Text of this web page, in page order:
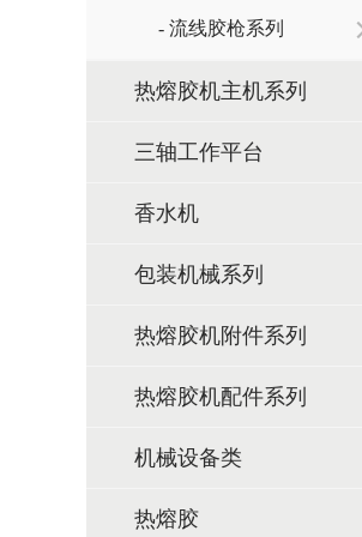
- 流线胶枪系列
热熔胶机主机系列
三轴工作平台
香水机
包装机械系列
热熔胶机附件系列
热熔胶机配件系列
机械设备类
热熔胶